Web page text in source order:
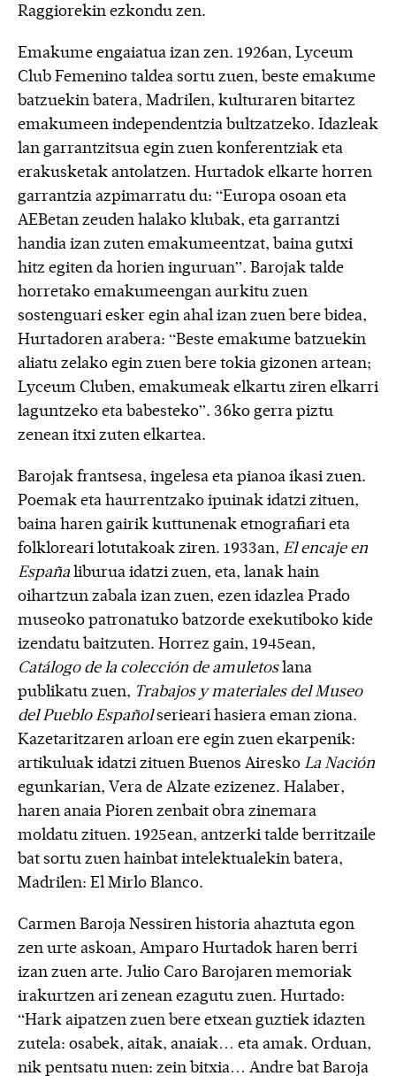
Raggiorekin ezkondu zen.
Emakume engaiatua izan zen. 1926an, Lyceum
Club Femenino taldea sortu zuen, beste emakume
batzuekin batera, Madrilen, kulturaren bitartez
emakumeen independentzia bultzatzeko. Idazleak
lan garrantzitsua egin zuen konferentziak eta
erakusketak antolatzen. Hurtadok elkarte horren
garrantzia azpimarratu du: “Europa osoan eta
AEBetan zeuden halako klubak, eta garrantzi
handia izan zuten emakumeentzat, baina gutxi
hitz egiten da horien inguruan”. Barojak talde
horretako emakumeengan aurkitu zuen
sostenguari esker egin ahal izan zuen bere bidea,
Hurtadoren arabera: “Beste emakume batzuekin
aliatu zelako egin zuen bere tokia gizonen artean;
Lyceum Cluben, emakumeak elkartu ziren elkarri
laguntzeko eta babesteko”. 36ko gerra piztu
zenean itxi zuten elkartea.
Barojak frantsesa, ingelesa eta pianoa ikasi zuen.
Poemak eta haurrentzako ipuinak idatzi zituen,
baina haren gairik kuttunenak etnografiari eta
folkloreari lotutakoak ziren. 1933an, El encaje en
Españaliburua idatzi zuen, eta, lanak hain
oihartzun zabala izan zuen, ezen idazlea Prado
museoko patronatuko batzorde exekutiboko kide
izendatu baitzuten. Horrez gain, 1945ean,
Catálogo de la colección de amuletoslana
publikatu zuen, Trabajos y materiales del Museo
del Pueblo Españolserieari hasiera eman ziona.
Kazetaritzaren arloan ere egin zuen ekarpenik:
artikuluak idatzi zituen Buenos AireskoLa Nación
egunkarian, Vera de Alzate ezizenez. Halaber,
haren anaia Pioren zenbait obra zinemara
moldatu zituen. 1925ean, antzerki talde berritzaile
bat sortu zuen hainbat intelektualekin batera,
Madrilen: El Mirlo Blanco.
Carmen Baroja Nessiren historia ahaztuta egon
zen urte askoan, Amparo Hurtadok haren berri
izan zuen arte. Julio Caro Barojaren memoriak
irakurtzen ari zenean ezagutu zuen. Hurtado:
“Hark aipatzen zuen bere etxean guztiek idazten
zutela: osabek, aitak, anaiak… eta amak. Orduan,
nik pentsatu nuen: zein bitxia… Andre bat Baroja